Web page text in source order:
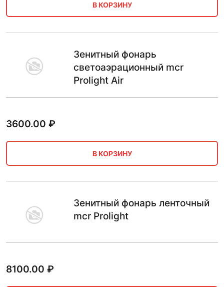
В КОРЗИНУ
Зенитный фонарь
светоаэрационный mcr
Prolight Air
3600.00 ₽
В КОРЗИНУ
Зенитный фонарь ленточный
mcr Prolight
8100.00 ₽